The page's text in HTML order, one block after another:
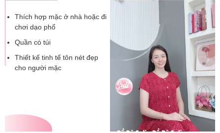
Thích hợp mặc ở nhà hoặc đi
chơi dạo phố
Quần có túi
Thiết kế tinh tế tôn nét đẹp
cho người mặc